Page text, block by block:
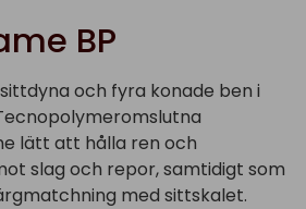
BP
och fyra konade ben i
lätt att hålla ren och
slag och repor, samtidigt som
med sittskalet.